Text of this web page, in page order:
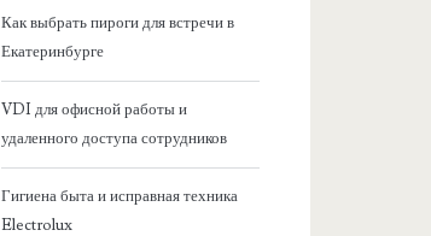
Как выбрать пироги для встречи в
Екатеринбурге
VDI для офисной работы и
удаленного доступа сотрудников
Гигиена быта и исправная техника
Electrolux